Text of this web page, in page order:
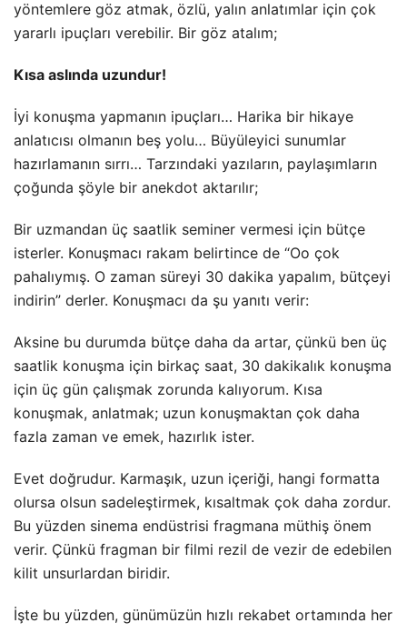
yöntemlere göz atmak, özlü, yalın anlatımlar için çok
yararlı ipuçları verebilir. Bir göz atalım;
Kısa aslında uzundur!
İyi konuşma yapmanın ipuçları… Harika bir hikaye
anlatıcısı olmanın beş yolu… Büyüleyici sunumlar
hazırlamanın sırrı… Tarzındaki yazıların, paylaşımların
çoğunda şöyle bir anekdot aktarılır;
Bir uzmandan üç saatlik seminer vermesi için bütçe
isterler. Konuşmacı rakam belirtince de “Oo çok
pahalıymış. O zaman süreyi 30 dakika yapalım, bütçeyi
indirin” derler. Konuşmacı da şu yanıtı verir:
Aksine bu durumda bütçe daha da artar, çünkü ben üç
saatlik konuşma için birkaç saat, 30 dakikalık konuşma
için üç gün çalışmak zorunda kalıyorum. Kısa
konuşmak, anlatmak; uzun konuşmaktan çok daha
fazla zaman ve emek, hazırlık ister.
Evet doğrudur. Karmaşık, uzun içeriği, hangi formatta
olursa olsun sadeleştirmek, kısaltmak çok daha zordur.
Bu yüzden sinema endüstrisi fragmana müthiş önem
verir. Çünkü fragman bir filmi rezil de vezir de edebilen
kilit unsurlardan biridir.
İşte bu yüzden, günümüzün hızlı rekabet ortamında her